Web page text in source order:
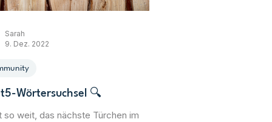
Wörtersuchsel 🔍
so weit, das nächste Türchen im
Sarah
9. Dez. 2022